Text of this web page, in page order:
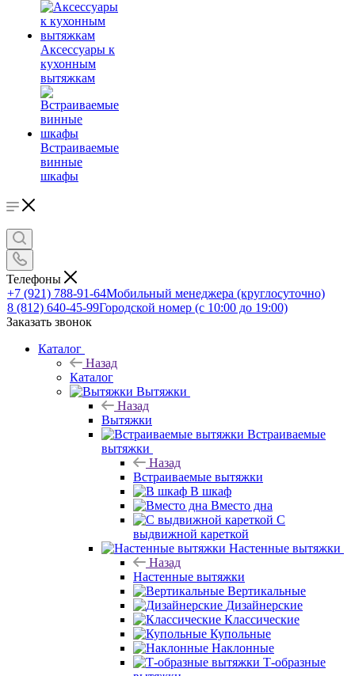
Аксессуары к
кухонным
вытяжкам
Встраиваемые
винные
шкафы
Телефоны
+7 (921) 788-91-64Мобильный менеджера (круглосуточно)
8 (812) 640-45-99Городской номер (с 10:00 до 19:00)
Заказать звонок
Каталог
Назад
Каталог
Вытяжки
Назад
Вытяжки
Встраиваемые
вытяжки
Назад
Встраиваемые вытяжки
В шкаф
Вместо дна
С
выдвижной кареткой
Настенные вытяжки
Назад
Настенные вытяжки
Вертикальные
Дизайнерские
Классические
Купольные
Наклонные
Т-образные